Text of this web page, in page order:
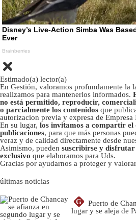
Estimado(a) lector(a)
En Gestión, valoramos profundamente la
realizamos para mantenerlos informados.
no está permitido, reproducir,
o parcialmente los contenidos que
autorizacion previa y expresa de
En su lugar, los invitamos a compartir el
publicaciones, para que más personas
veraz y de calidad directamente desde
Asimismo, pueden suscribirse y disfrutar
exclusivo que elaboramos para Uds.
Gracias por ayudarnos a proteger y
últimas noticias
G
Puerto de
lugar y se aleja de